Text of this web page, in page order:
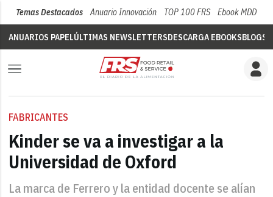
Temas Destacados Anuario Innovación TOP 100 FRS Ebook MDD
ANUARIOS PAPELÚLTIMAS NEWSLETTERSDESCARGA EBOOKSBLOGS
FABRICANTES
Kinder se va a investigar a la
Universidad de Oxford
La marca de Ferrero y la entidad docente se alían